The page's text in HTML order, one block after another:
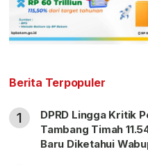
Berita Terpopuler
1
DPRD Lingga Kritik
Tambang Timah
Baru Diketahui